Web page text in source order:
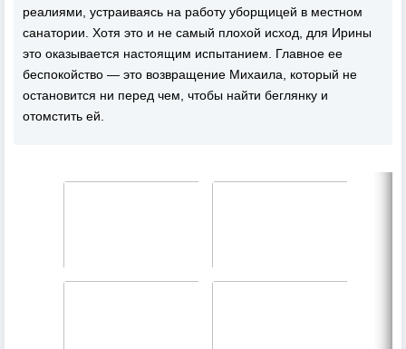
реалиями, устраиваясь на работу уборщицей в местном
санатории. Хотя это и не самый плохой исход, для Ирины
это оказывается настоящим испытанием. Главное ее
беспокойство — это возвращение Михаила, который не
остановится ни перед чем, чтобы найти беглянку и
отомстить ей.